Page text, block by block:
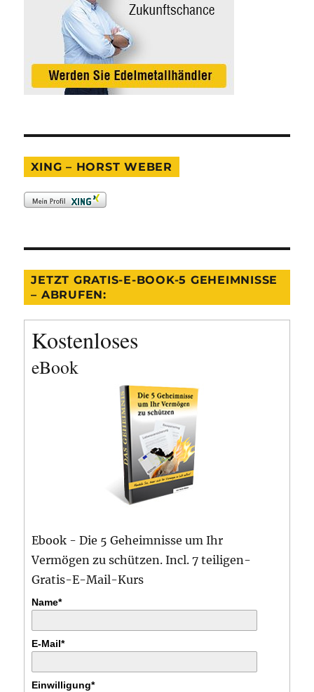
XING – HORST WEBER
JETZT GRATIS-E-BOOK-5 GEHEIMNISSE
– ABRUFEN:
Kostenloses
eBook
Ebook - Die 5 Geheimnisse um Ihr
Vermögen zu schützen. Incl. 7 teiligen-
Gratis-E-Mail-Kurs
Name*
E-Mail*
Einwilligung*